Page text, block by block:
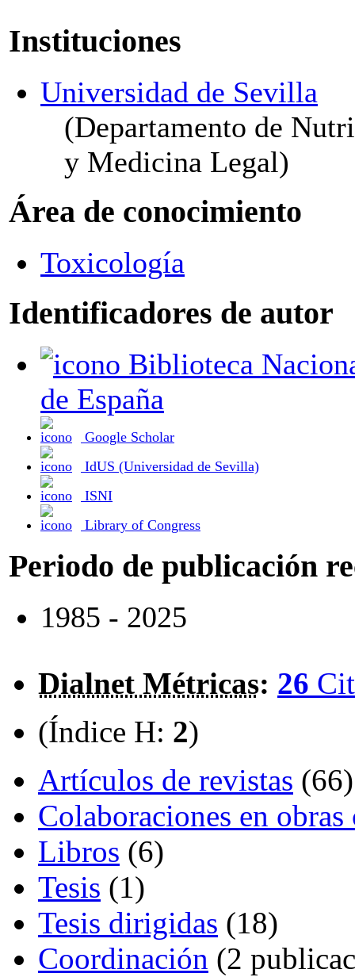
Instituciones
Universidad de Sevilla
(Departamento de
y Medicina Legal)
Área de conocimiento
Toxicología
Identificadores de autor
de España
Google Scholar
IdUS (Universidad de Sevilla)
ISNI
Library of Congress
Periodo de publicación
1985 - 2025
Dialnet Métricas: 26
(Índice H: 2)
Artículos de revistas (66)
Colaboraciones en
Libros (6)
Tesis (1)
Tesis dirigidas (18)
Coordinación (2